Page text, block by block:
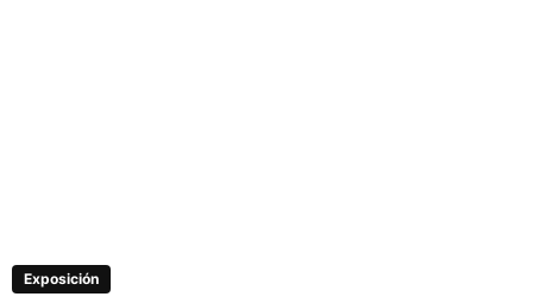
Exposición